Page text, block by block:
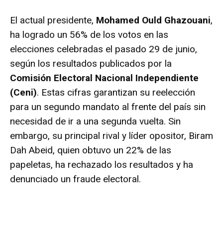
El actual presidente, Mohamed Ould Ghazouani,
ha logrado un 56% de los votos en las
elecciones celebradas el pasado 29 de junio,
según los resultados publicados por la
Comisión Electoral Nacional Independiente
(Ceni). Estas cifras garantizan su reelección
para un segundo mandato al frente del país sin
necesidad de ir a una segunda vuelta. Sin
embargo, su principal rival y líder opositor, Biram
Dah Abeid, quien obtuvo un 22% de las
papeletas, ha rechazado los resultados y ha
denunciado un fraude electoral.